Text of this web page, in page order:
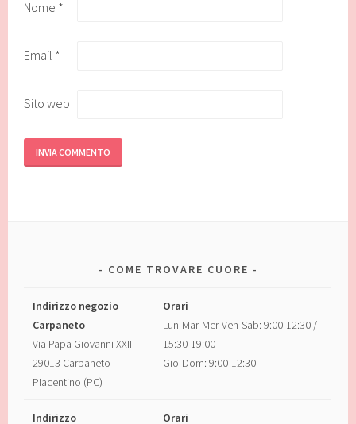
Nome *
Email *
Sito web
COME TROVARE CUORE
Indirizzo negozio
Carpaneto
Via Papa Giovanni XXIII
29013 Carpaneto
Piacentino (PC)
Orari
Lun-Mar-Mer-Ven-Sab: 9:00-12:30 /
15:30-19:00
Gio-Dom: 9:00-12:30
Indirizzo Orari